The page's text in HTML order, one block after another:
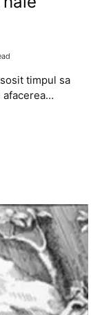
timpul sa
afacerea…